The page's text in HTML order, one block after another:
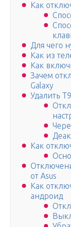
Как
Для чего
Как из
Как
Зачем
Galaxy
Удалить
Как
от Asus
Как
андроид